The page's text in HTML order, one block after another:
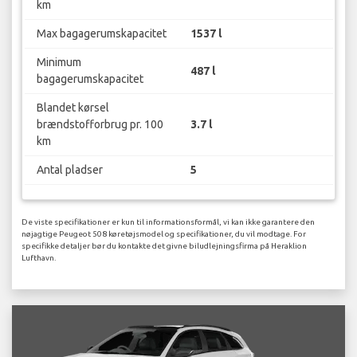
km
Max bagagerumskapacitet 1537 l
Minimum
bagagerumskapacitet
487 l
Blandet kørsel
brændstofforbrug pr. 100
km
3.7 l
Antal pladser 5
De viste specifikationer er kun til informationsformål, vi kan ikke garantere den
nøjagtige Peugeot 508 køretøjsmodel og specifikationer, du vil modtage. For
specifikke detaljer bør du kontakte det givne biludlejningsfirma på Heraklion
Lufthavn.